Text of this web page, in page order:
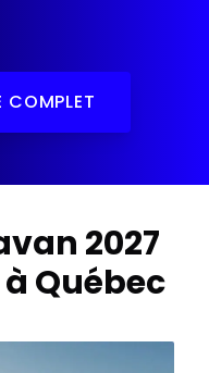
COMPLET
2027
Québec